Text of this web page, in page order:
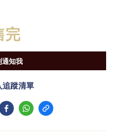
完
通知我
追蹤清單